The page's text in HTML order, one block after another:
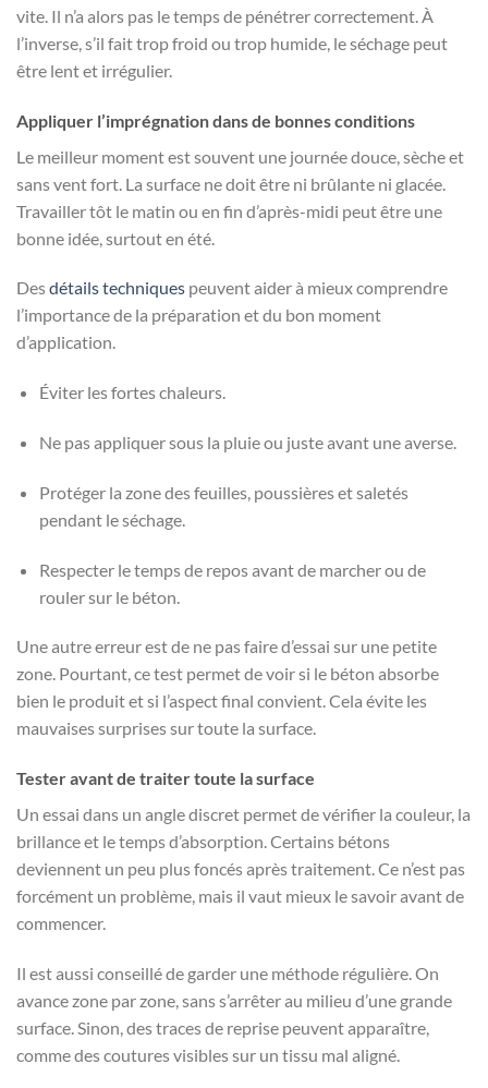
vite. Il n’a alors pas le temps de pénétrer correctement. À
l’inverse, s’il fait trop froid ou trop humide, le séchage peut
être lent et irrégulier.
Appliquer l’imprégnation dans de bonnes conditions
Le meilleur moment est souvent une journée douce, sèche et
sans vent fort. La surface ne doit être ni brûlante ni glacée.
Travailler tôt le matin ou en fin d’après-midi peut être une
bonne idée, surtout en été.
Desdétails techniques peuvent aider à mieux comprendre
l’importance de la préparation et du bon moment
d’application.
Éviter les fortes chaleurs.
Ne pas appliquer sous la pluie ou juste avant une averse.
Protéger la zone des feuilles, poussières et saletés
pendant le séchage.
Respecter le temps de repos avant de marcher ou de
rouler sur le béton.
Une autre erreur est de ne pas faire d’essai sur une petite
zone. Pourtant, ce test permet de voir si le béton absorbe
bien le produit et si l’aspect final convient. Cela évite les
mauvaises surprises sur toute la surface.
Tester avant de traiter toute la surface
Un essai dans un angle discret permet de vérifier la couleur, la
brillance et le temps d’absorption. Certains bétons
deviennent un peu plus foncés après traitement. Ce n’est pas
forcément un problème, mais il vaut mieux le savoir avant de
commencer.
Il est aussi conseillé de garder une méthode régulière. On
avance zone par zone, sans s’arrêter au milieu d’une grande
surface. Sinon, des traces de reprise peuvent apparaître,
comme des coutures visibles sur un tissu mal aligné.